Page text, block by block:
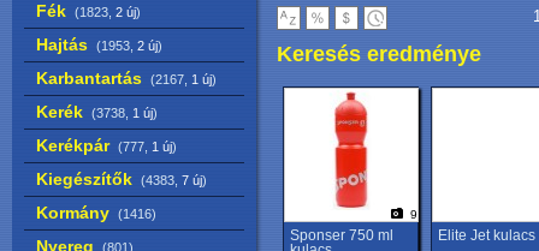
Fék (1823, 2 új)
Hajtás (1953, 2 új)
Karbantartás (2167, 1 új)
Kerék (3738, 1 új)
Kerékpár (777, 1 új)
Kiegészítők (4383, 7 új)
Kormány (1416)
Nyereg (801)
Keresés eredménye
9
Sponser 750 ml
Elite Jet kulacs